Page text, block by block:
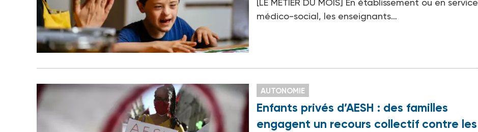
[LE MÉTIER DU MOIS] En établissement ou en service
médico-social, les enseignants…
AUTONOMIE
Enfants privés d’AESH : des familles
engagent un recours collectif contre les